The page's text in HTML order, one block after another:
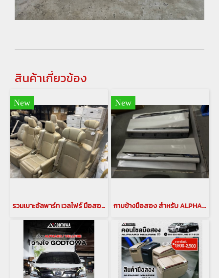
สินค้าเกี่ยวข้อง
New
รวมเบาะอัลพาร์ท เวลไฟร์ มือสอง อัพเดทล่าสุด
New
กาบข้างมือสอง สำหรับ ALPHARD/VELLFIRE 20,30